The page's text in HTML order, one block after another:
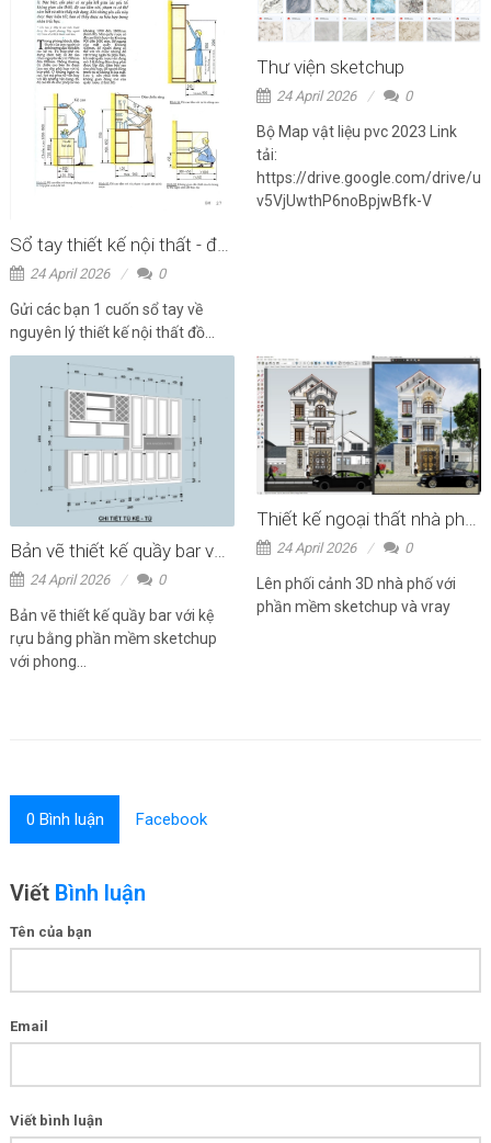
Sổ tay thiết kế nội thất - đồ gỗ
24 April 2026 0
Gửi các bạn 1 cuốn sổ tay về
nguyên lý thiết kế nội thất đồ...
Thư viện sketchup
24 April 2026 0
Bộ Map vật liệu pvc 2023 Link
tải:
https://drive.google.com/drive/
v5VjUwthP6noBpjwBfk-V
Bản vẽ thiết kế quầy bar với kệ rựu bằng phần mềm sketchup
24 April 2026 0
Bản vẽ thiết kế quầy bar với kệ
rựu bằng phần mềm sketchup
với phong...
Thiết kế ngoại thất nhà phố với Sketchup
24 April 2026 0
Lên phối cảnh 3D nhà phố với
phần mềm sketchup và vray
0 Bình luận Facebook
Viết Bình luận
Tên của bạn
Email
Viết bình luận